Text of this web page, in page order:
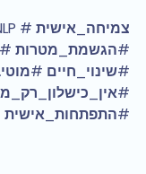
#צמיחה_אישית
#הגשמת_מטרות
#שינוי_חיים
#התפתחות_אישית